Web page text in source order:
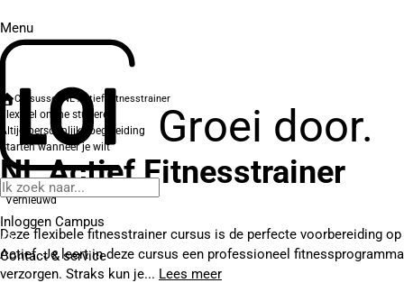
Menu
Groei door.
Inloggen Campus
Contact& service
Cursussen NL Actief Fitnesstrainer
Flexibel online studeren
Altijd persoonlijke begeleiding
Starten wanneer je wilt
NL Actief Fitnesstrainer
Vernieuwd
Deze flexibele fitnesstrainer cursus is de perfecte voorbereiding
Actief. Je leert in deze cursus een professioneel
verzorgen. Straks kun je... Lees meer